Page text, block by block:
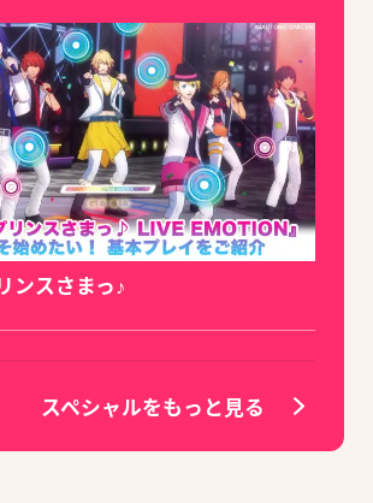
ンスさまっ♪
スペシャルをもっと見る